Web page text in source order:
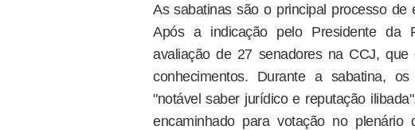
As sabatinas são o principal processo de
Após a indicação pelo Presidente da
avaliação de 27 senadores na CCJ,
conhecimentos. Durante a sabatina,
"notável saber jurídico e reputação
encaminhado para votação no